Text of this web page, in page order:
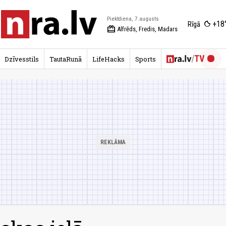
Piektdiena, 7.augusts
redeem Alfrēds, Fredis, Madars
Rīgā
Dzīvesstils TautaRunā LifeHacks Sports